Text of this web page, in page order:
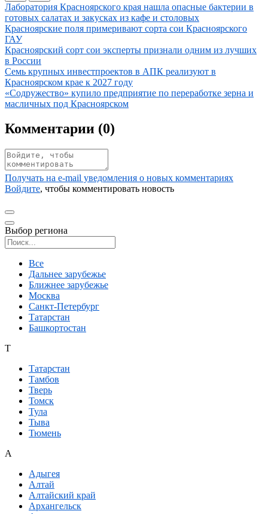
Иллюстрация новости
Лаборатория Красноярского края нашла опасные бактерии в
готовых салатах и закусках из кафе и столовых
Иллюстрация новости
Красноярские поля примеривают сорта сои Красноярского
ГАУ
Иллюстрация новости
Красноярский сорт сои эксперты признали одним из лучших
в России
Иллюстрация новости
Семь крупных инвестпроектов в АПК реализуют в
Красноярском крае к 2027 году
Иллюстрация новости
«Содружество» купило предприятие по переработке зерна и
масличных под Красноярском
Комментарии (0)
Получать на e‑mail уведомления о новых комментариях
Войдите, чтобы комментировать новость
Выбор региона
Все
Дальнее зарубежье
Ближнее зарубежье
Москва
Санкт-Петербург
Татарстан
Башкортостан
Т
Татарстан
Тамбов
Тверь
Томск
Тула
Тыва
Тюмень
А
Адыгея
Алтай
Алтайский край
Архангельск